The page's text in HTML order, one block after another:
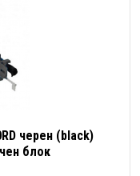
черен (black)
блок